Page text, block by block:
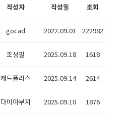
작성자 작성일 조회
gocad 2022.09.01 222982
조성필 2025.09.18 1618
캐드플러스 2025.09.14 2614
다미아부지 2025.09.10 1876